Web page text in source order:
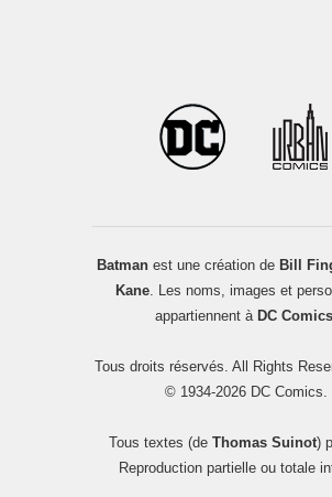
Batmanest une création de Bill
Kane. Les noms, images et
appartiennent à DC Comics
Tous droits réservés. All Rights
© 1934-2026 DC Comics.
Tous textes (de Thomas Suinot)
Reproduction partielle ou totale